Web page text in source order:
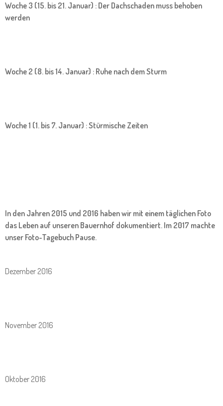
Woche 3 (15. bis 21. Januar) : Der Dachschaden muss behoben
werden
Woche 2 (8. bis 14. Januar) : Ruhe nach dem Sturm
Woche 1 (1. bis 7. Januar) : Stürmische Zeiten
In den Jahren 2015 und 2016 haben wir mit einem täglichen Foto
das Leben auf unseren Bauernhof dokumentiert. Im 2017 machte
unser Foto-Tagebuch Pause.
Dezember 2016
November 2016
Oktober 2016